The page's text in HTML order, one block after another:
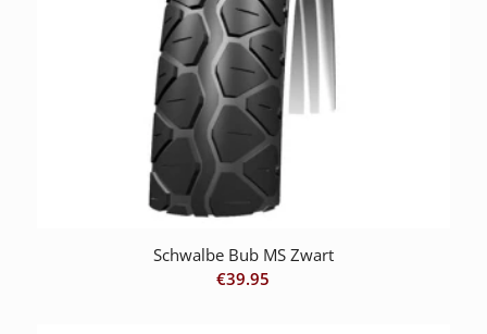
Schwalbe Bub MS Zwart
€39.95